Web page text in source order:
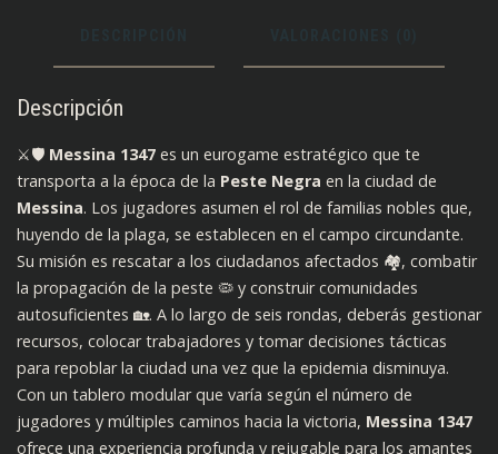
Descripción
⚔️🛡️ Messina 1347 es un eurogame estratégico que te
transporta a la época de la Peste Negra en la ciudad de
Messina. Los jugadores asumen el rol de familias nobles que,
huyendo de la plaga, se establecen en el campo circundante.
Su misión es rescatar a los ciudadanos afectados 🏘️, combatir
la propagación de la peste 🦠 y construir comunidades
autosuficientes 🏡. A lo largo de seis rondas, deberás gestionar
recursos, colocar trabajadores y tomar decisiones tácticas
para repoblar la ciudad una vez que la epidemia disminuya.
Con un tablero modular que varía según el número de
jugadores y múltiples caminos hacia la victoria, Messina 1347
ofrece una experiencia profunda y rejugable para los amantes